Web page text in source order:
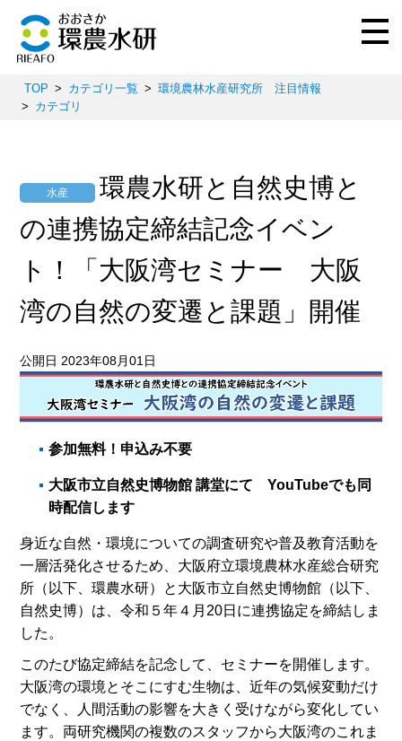
TOP カテゴリ一覧
環境農林水産研究所 注目情報
カテゴリ
水産
環農水研と自然史博と
の連携協定締結記念イベン
ト！「大阪湾セミナー 大阪
湾の自然の変遷と課題」開催
公開日 2023年08月01日
参加無料！申込み不要
大阪市立自然史博物館 講堂にて YouTubeでも同
時配信します
身近な自然・環境についての調査研究や普及教育活動を
一層活発化させるため、大阪府立環境農林水産総合研究
所（以下、環農水研）と大阪市立自然史博物館（以下、
自然史博）は、令和５年４月20日に連携協定を締結しま
した。
このたび協定締結を記念して、セミナーを開催します。
大阪湾の環境とそこにすむ生物は、近年の気候変動だけ
でなく、人間活動の影響を大きく受けながら変化してい
ます。両研究機関の複数のスタッフから大阪湾のこれま